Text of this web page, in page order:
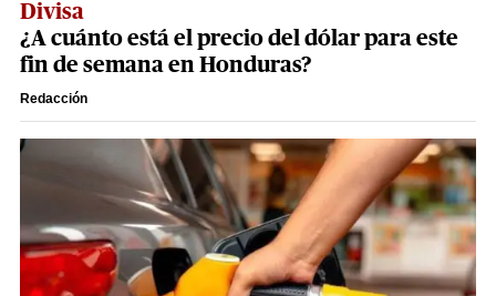
Divisa
¿A cuánto está el precio del dólar para este
fin de semana en Honduras?
Redacción